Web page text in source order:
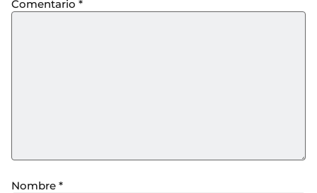
Comentario *
Nombre *